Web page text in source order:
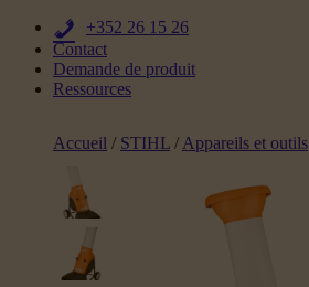
+352 26 15 26
Contact
Demande de produit
Ressources
Accueil / STIHL / Appareils et outils